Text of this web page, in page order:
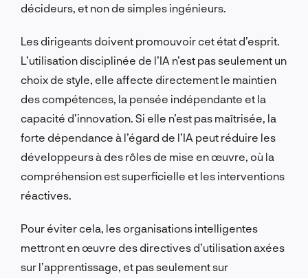
décideurs, et non de simples ingénieurs.
Les dirigeants doivent promouvoir cet état d’esprit.
L’utilisation disciplinée de l’IA n’est pas seulement un
choix de style, elle affecte directement le maintien
des compétences, la pensée indépendante et la
capacité d’innovation. Si elle n’est pas maîtrisée, la
forte dépendance à l’égard de l’IA peut réduire les
développeurs à des rôles de mise en œuvre, où la
compréhension est superficielle et les interventions
réactives.
Pour éviter cela, les organisations intelligentes
mettront en œuvre des directives d’utilisation axées
sur l’apprentissage, et pas seulement sur